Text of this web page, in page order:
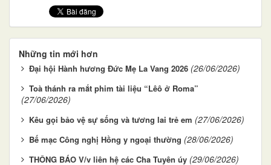
Những tin mới hơn
Đại hội Hành hương Đức Mẹ La Vang 2026 (26/06/2026)
Toà thánh ra mắt phim tài liệu “Lêô ở Roma”
(27/06/2026)
Kêu gọi bảo vệ sự sống và tương lai trẻ em (27/06/2026)
Bế mạc Công nghị Hồng y ngoại thường (28/06/2026)
THÔNG BÁO V/v liên hệ các Cha Tuyên úy (29/06/2026)